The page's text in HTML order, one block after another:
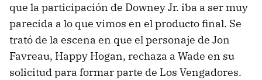
que la participación de Downey Jr. iba a ser muy
parecida a lo que vimos en el producto final. Se
trató de la escena en que el personaje de Jon
Favreau, Happy Hogan, rechaza a Wade en su
solicitud para formar parte de Los Vengadores.